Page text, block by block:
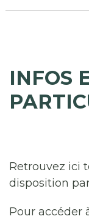
INFOS
Retrouvez ici
disposition
Pour accéder